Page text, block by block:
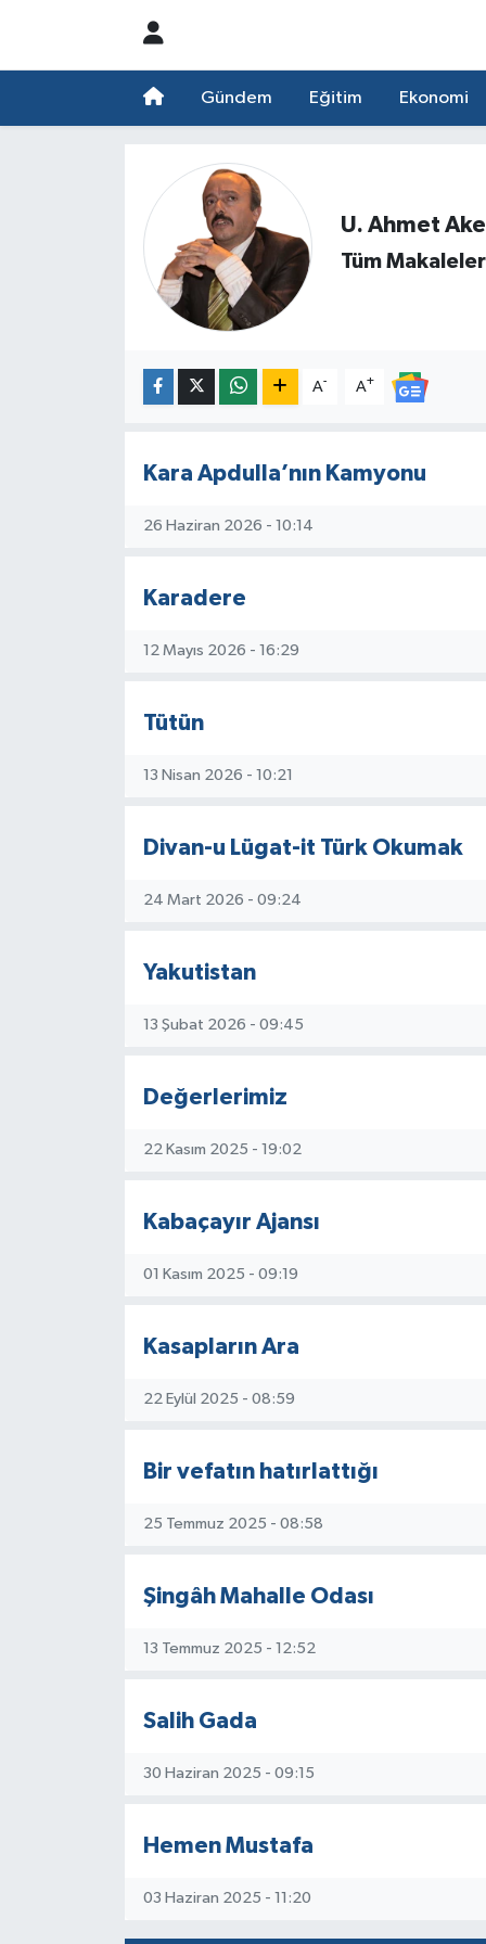
Gündem Eğitim Ekonomi
U. Ahmet
Tüm
A- A+
Kara Apdulla’nın Kamyonu
26 Haziran 2026 - 10:14
Karadere
12 Mayıs 2026 - 16:29
Tütün
13 Nisan 2026 - 10:21
Divan-u Lügat-it Türk Okumak
24 Mart 2026 - 09:24
Yakutistan
13 Şubat 2026 - 09:45
Değerlerimiz
22 Kasım 2025 - 19:02
Kabaçayır Ajansı
01 Kasım 2025 - 09:19
Kasapların Ara
22 Eylül 2025 - 08:59
Bir vefatın hatırlattığı
25 Temmuz 2025 - 08:58
Şingâh Mahalle Odası
13 Temmuz 2025 - 12:52
Salih Gada
30 Haziran 2025 - 09:15
Hemen Mustafa
03 Haziran 2025 - 11:20
Namaz Vakitleri
Trafik Durumu
Süper Lig Puan Durumu ve Fikstür
Haber Arşivi